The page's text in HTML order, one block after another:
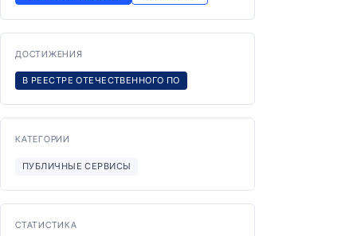
ДОСТИЖЕНИЯ
В РЕЕСТРЕ ОТЕЧЕСТВЕННОГО ПО
КАТЕГОРИИ
ПУБЛИЧНЫЕ СЕРВИСЫ
СТАТИСТИКА